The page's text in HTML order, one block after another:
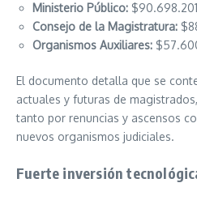
Ministerio Público:
Consejo de la Magistratura:
Organismos Auxiliares:
El documento detalla que se
actuales y futuras de
tanto por renuncias y ascensos
nuevos organismos judiciales.
Fuerte inversión